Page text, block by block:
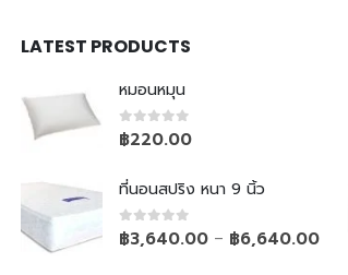
LATEST PRODUCTS
หมอนหมุน
0out of 5
฿220.00
ที่นอนสปริง หนา 9 นิ้ว
0out of 5
฿3,640.00 – ฿6,640.00